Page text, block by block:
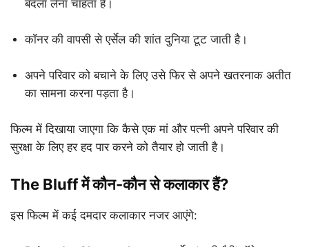
बदला लेना चाहता है।
कॉनर की वापसी से एर्सेल की शांत दुनिया टूट जाती है।
अपने परिवार को बचाने के लिए उसे फिर से अपने खतरनाक अतीत
का सामना करना पड़ता है।
फिल्म में दिखाया जाएगा कि कैसे एक मां और पत्नी अपने परिवार की
सुरक्षा के लिए हर हद पार करने को तैयार हो जाती है।
The Bluff में कौन-कौन से कलाकार हैं?
इस फिल्म में कई दमदार कलाकार नजर आएंगे: